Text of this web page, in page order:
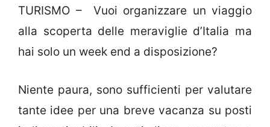
TURISMO – Vuoi organizzare un viaggio
alla scoperta delle meraviglie d’Italia ma
hai solo un week end a disposizione?
Niente paura, sono sufficienti per valutare
tante idee per una breve vacanza su posti